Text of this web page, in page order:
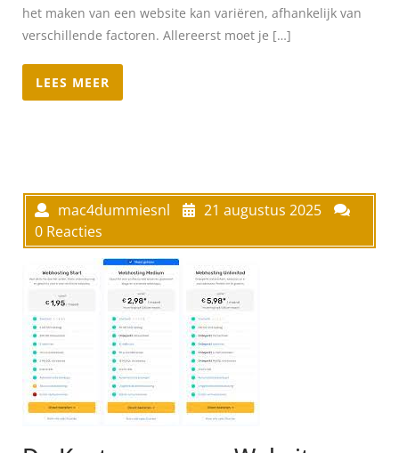
het maken van een website kan variëren, afhankelijk van
verschillende factoren. Allereerst moet je […]
LEES MEER
mac4dummiesnl
21 augustus 2025
0 Reacties